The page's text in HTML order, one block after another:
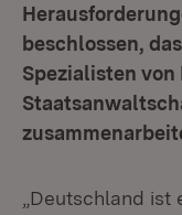
beschlossen,
Spezialisten von
„Deutschland ist